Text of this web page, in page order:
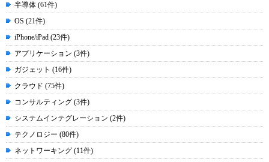
半導体 (61件)
OS (21件)
iPhone/iPad (23件)
アプリケーション (3件)
ガジェット (16件)
クラウド (75件)
コンサルティング (3件)
システムインテグレーション (2件)
テクノロジー (80件)
ネットワーキング (11件)